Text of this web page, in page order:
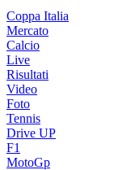
Coppa Italia
Mercato
Calcio
Live
Risultati
Video
Foto
Tennis
Drive UP
F1
MotoGp